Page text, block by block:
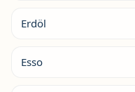
Erdöl
Esso